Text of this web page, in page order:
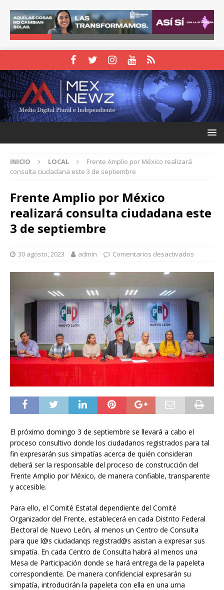
INICIO LOCAL
Frente Amplio por México realizará
consulta ciudadana este 3 de septiembre
Frente Amplio por México
realizará consulta ciudadana este
3 de septiembre
30 agosto, 2023 admin Comentarios desactivados
El próximo domingo 3 de septiembre se llevará a cabo el
proceso consultivo donde los ciudadanos registrados para tal
fin expresarán sus simpatías acerca de quién consideran
deberá ser la responsable del proceso de construcción del
Frente Amplio por México, de manera confiable, transparente
y accesible.
Para ello, el Comité Estatal dependiente del Comité
Organizador del Frente, establecerá en cada Distrito Federal
Electoral de Nuevo León, al menos un Centro de Consulta
para que l@s ciudadanqs registrad@s asistan a expresar sus
simpatía. En cada Centro de Consulta habrá al menos una
Mesa de Participación donde se hará entrega de la papeleta
correspondiente. De manera confidencial expresarán su
simpatía, introducirán la papeleta con ella en una urna